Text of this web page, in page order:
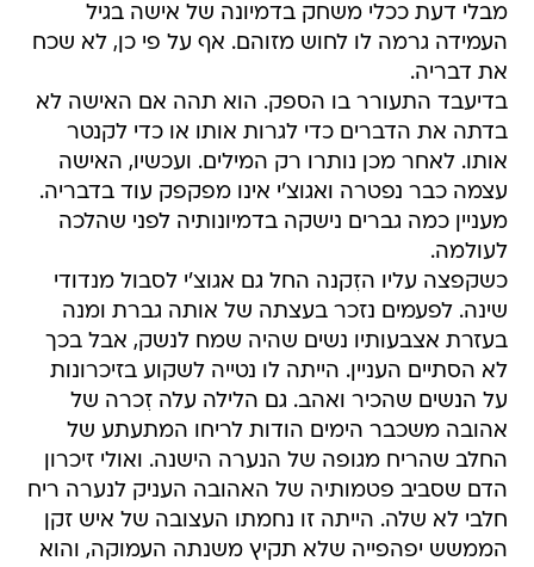
מבלי דעת ככלי משחק בדמיונה של אישה בגיל
העמידה גרמה לו לחוש מזוהם. אף על פי כן, לא שכח
את דבריה.
בדיעבד התעורר בו הספק. הוא תהה אם האישה לא
בדתה את הדברים כדי לגרות אותו או כדי לקנטר
אותו. לאחר מכן נותרו רק המילים. ועכשיו, האישה
עצמה כבר נפטרה ואגוצ'י אינו מפקפק עוד בדבריה.
מעניין כמה גברים נישקה בדמיונותיה לפני שהלכה
לעולמה.
כשקפצה עליו הזִקנה החל גם אגוצ'י לסבול מנדודי
שינה. לפעמים נזכר בעצתה של אותה גברת ומנה
בעזרת אצבעותיו נשים שהיה שמח לנשק, אבל בכך
לא הסתיים העניין. הייתה לו נטייה לשקוע בזיכרונות
על הנשים שהכיר ואהב. גם הלילה עלה זִכרה של
אהובה משכבר הימים הודות לריחו המתעתע של
החלב שהריח מגופה של הנערה הישנה. ואולי זיכרון
הדם שסביב פטמותיה של האהובה העניק לנערה ריח
חלבי לא שלה. הייתה זו נחמתו העצובה של איש זקן
הממשש יפהפייה שלא תקיץ משנתה העמוקה, והוא